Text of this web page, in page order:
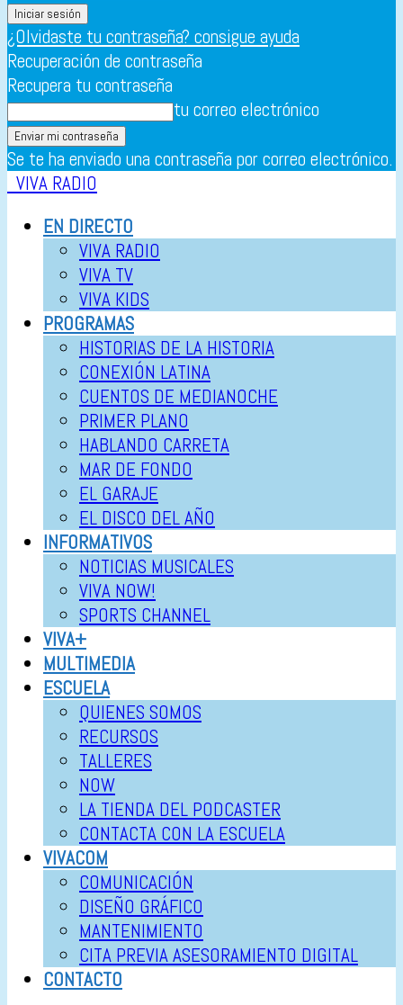
¿Olvidaste tu contraseña? consigue ayuda
Recuperación de contraseña
Recupera tu contraseña
tu correo electrónico
Se te ha enviado una contraseña por correo electrónico.
VIVA RADIO
EN DIRECTO
VIVA RADIO
VIVA TV
VIVA KIDS
PROGRAMAS
HISTORIAS DE LA HISTORIA
CONEXIÓN LATINA
CUENTOS DE MEDIANOCHE
PRIMER PLANO
HABLANDO CARRETA
MAR DE FONDO
EL GARAJE
EL DISCO DEL AÑO
INFORMATIVOS
NOTICIAS MUSICALES
VIVA NOW!
SPORTS CHANNEL
VIVA+
MULTIMEDIA
ESCUELA
QUIENES SOMOS
RECURSOS
TALLERES
NOW
LA TIENDA DEL PODCASTER
CONTACTA CON LA ESCUELA
VIVACOM
COMUNICACIÓN
DISEÑO GRÁFICO
MANTENIMIENTO
CITA PREVIA ASESORAMIENTO DIGITAL
CONTACTO